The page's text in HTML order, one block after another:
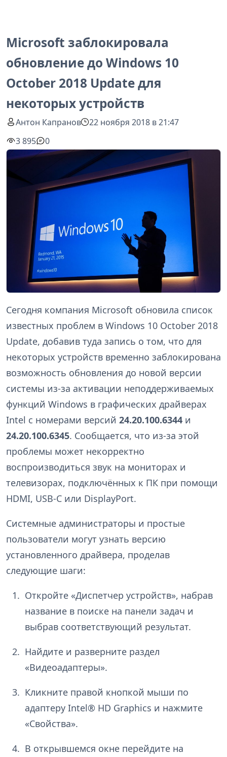
Microsoft заблокировала
обновление до Windows 10
October 2018 Update для
некоторых устройств
Антон Капранов
22 ноября 2018 в 21:47
3 895
0
Сегодня компания Microsoft обновила список
известных проблем в Windows 10 October 2018
Update, добавив туда запись о том, что для
некоторых устройств временно заблокирована
возможность обновления до новой версии
системы из-за активации неподдерживаемых
функций Windows в графических драйверах
Intel с номерами версий 24.20.100.6344 и
24.20.100.6345. Сообщается, что из-за этой
проблемы может некорректно
воспроизводиться звук на мониторах и
телевизорах, подключённых к ПК при помощи
HDMI, USB-C или DisplayPort.
Системные администраторы и простые
пользователи могут узнать версию
установленного драйвера, проделав
следующие шаги:
Откройте «Диспетчер устройств», набрав
название в поиске на панели задач и
выбрав соответствующий результат.
Найдите и разверните раздел
«Видеоадаптеры».
Кликните правой кнопкой мыши по
адаптеру Intel® HD Graphics и нажмите
«Свойства».
В открывшемся окне перейдите на